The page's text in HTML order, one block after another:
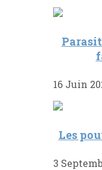
16 Juin
Les
3